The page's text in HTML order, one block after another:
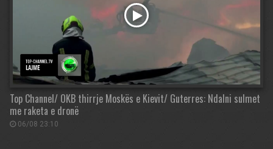
Top Channel/ OKB thirrje Moskës e Kievit/ Guterres: Ndalni sulmet
me raketa e dronë
06/08 23:10